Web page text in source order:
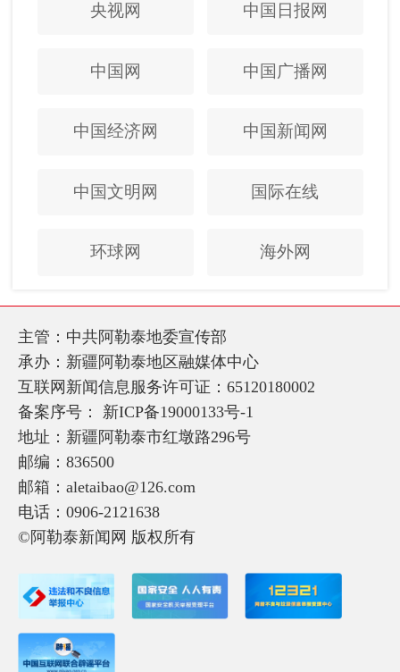
央视网 中国日报网
中国网 中国广播网
中国经济网 中国新闻网
中国文明网 国际在线
环球网 海外网
主管：中共阿勒泰地委宣传部
承办：新疆阿勒泰地区融媒体中心
互联网新闻信息服务许可证：65120180002
备案序号： 新ICP备19000133号-1
地址：新疆阿勒泰市红墩路296号
邮编：836500
邮箱：aletaibao@126.com
电话：0906-2121638
©阿勒泰新闻网 版权所有